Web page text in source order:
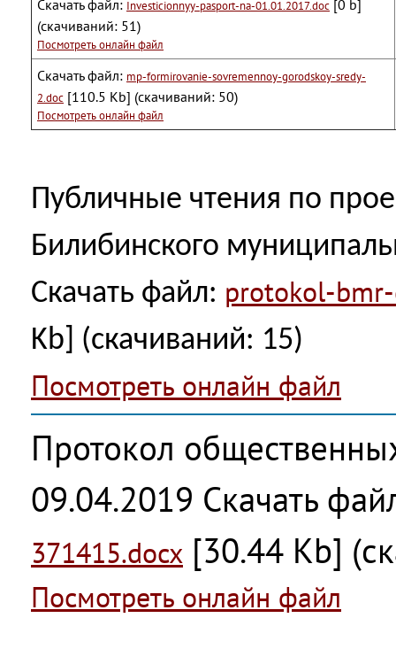
Скачать файл: Investicionnyy-pasport-na-01.01.2017.doc [0 b]
(cкачиваний: 51)
Посмотреть онлайн файл
Скачать файл: mp-formirovanie-sovremennoy-gorodskoy-sredy-
2.doc [110.5 Kb] (cкачиваний: 50)
Посмотреть онлайн файл
Публичные чтения по
Билибинского
Скачать файл: protokol-
Kb] (cкачиваний: 15)
Посмотреть онлайн файл
Протокол
09.04.2019 Скачать
371415.docx [30.44 Kb]
Посмотреть онлайн файл